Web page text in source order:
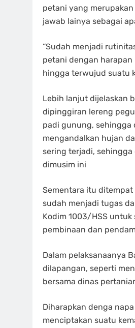
petani yang
jawab lainya sebagai
“Sudah menjadi
petani dengan
hingga terwujud suatu
Lebih lanjut dijelaskan
dipinggiran lereng
padi gunung, sehingga
mengandalkan hujan
sering terjadi,
dimusim ini
Sementara itu
sudah menjadi tugas
Kodim 1003/HSS
pembinaan dan
Dalam pelaksanaanya
dilapangan, seperti
bersama dinas
Diharapkan denga
menciptakan suatu